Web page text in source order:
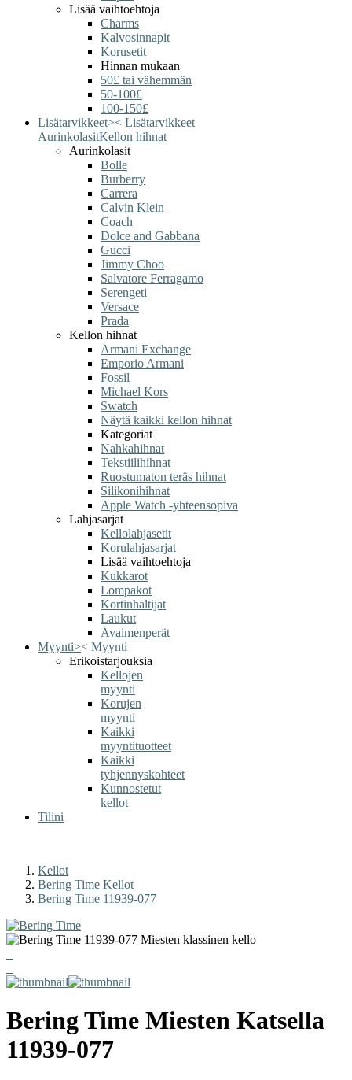
Lisää vaihtoehtoja
Charms
Kalvosinnapit
Korusetit
Hinnan mukaan
50£ tai vähemmän
50-100£
100-150£
Lisätarvikkeet>< Lisätarvikkeet
AurinkolasitKellon hihnat
Aurinkolasit
Bolle
Burberry
Carrera
Calvin Klein
Coach
Dolce and Gabbana
Gucci
Jimmy Choo
Salvatore Ferragamo
Serengeti
Versace
Prada
Kellon hihnat
Armani Exchange
Emporio Armani
Fossil
Michael Kors
Swatch
Näytä kaikki kellon hihnat
Kategoriat
Nahkahihnat
Tekstiilihihnat
Ruostumaton teräs hihnat
Silikonihihnat
Apple Watch -yhteensopiva
Lahjasarjat
Kellolahjasetit
Korulahjasarjat
Lisää vaihtoehtoja
Kukkarot
Lompakot
Kortinhaltijat
Laukut
Avaimenperät
Myynti>< Myynti
Erikoistarjouksia
Kellojen
myynti
Korujen
myynti
Kaikki
myyntituotteet
Kaikki
tyhjennyskohteet
Kunnostetut
kellot
Tilini
Kellot
Bering Time Kellot
Bering Time 11939-077
Bering Time Miesten Katsella
11939-077